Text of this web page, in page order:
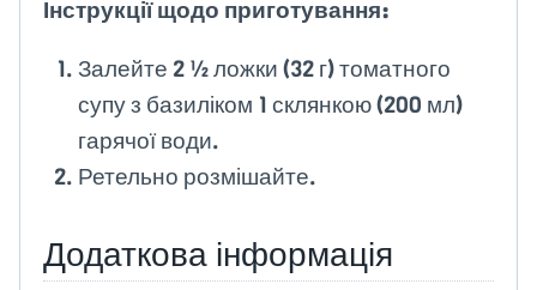
Інструкції щодо приготування:
Залейте 2 ½ ложки (32 г) томатного
супу з базиліком 1 склянкою (200 мл)
гарячої води.
Ретельно розмішайте.
Додаткова інформація